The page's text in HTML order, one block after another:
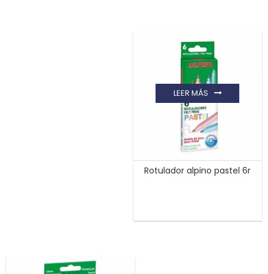
Rotulador alpino pastel 6r
LEER MÁS